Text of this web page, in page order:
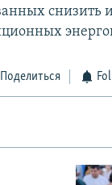
снизить
Поделиться